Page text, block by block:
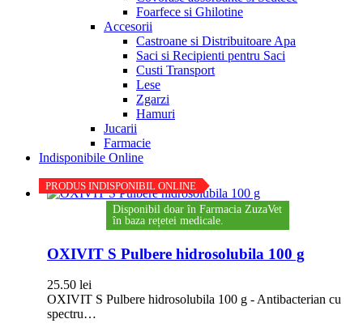
Foarfece si Ghilotine
Accesorii
Castroane si Distribuitoare Apa
Saci si Recipienti pentru Saci
Custi Transport
Lese
Zgarzi
Hamuri
Jucarii
Farmacie
Indisponibile Online
PRODUS INDISPONIBIL ONLINE
Disponibil doar în Farmacia ZuzaVet
în baza rețetei medicale.
OXIVIT S Pulbere hidrosolubila 100 g
25.50 lei
OXIVIT S Pulbere hidrosolubila 100 g - Antibacterian cu
spectru…